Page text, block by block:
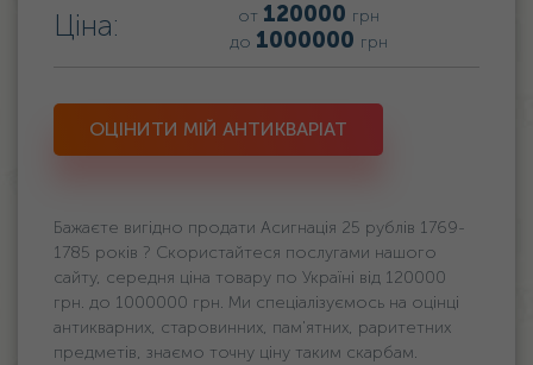
Ціна: от 120000 грн
до 1000000 грн
ОЦІНИТИ МІЙ АНТИКВАРІАТ
Бажаєте вигідно продати Асигнація 25 рублів 1769-
1785 років ? Скористайтеся послугами нашого
сайту, середня ціна товару по Україні від 120000
грн. дo 1000000 грн. Ми спеціалізуємось на оцінці
антикварних, старовинних, пам'ятних, раритетних
предметів, знаємо точну ціну таким скарбам.